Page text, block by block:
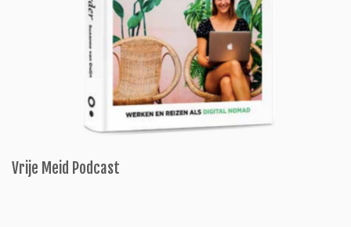
Vrije Meid Podcast